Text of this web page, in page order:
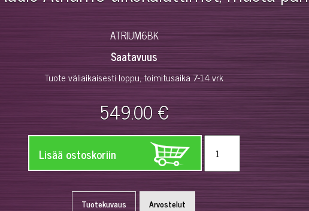
ATRIUM6BK
Saatavuus
Tuote väliaikaisesti loppu, toimitusaika 7-14 vrk
549.00 €
Lisää ostoskoriin
Tuotekuvaus Arvostelut